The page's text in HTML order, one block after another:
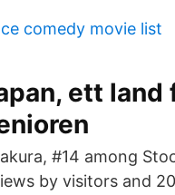
comedy movie list
ett land
#14 among
by visitors and